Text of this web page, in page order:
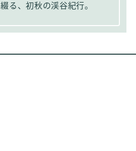
る、初秋の渓谷紀行。